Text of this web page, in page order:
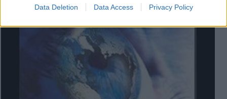
Data Deletion Data Access Privacy Policy